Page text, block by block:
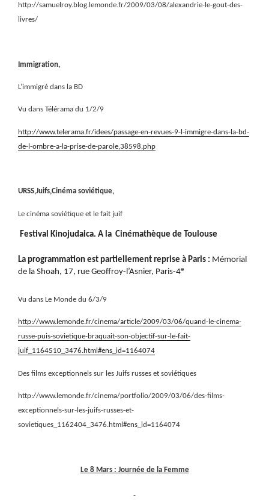
http://samuelroy.blog.lemonde.fr/2009/03/08/alexandrie-le-gout-des-
livres/
Immigration,
L’immigré dans la BD
Vu dans Télérama du 1/2/9
http://www.telerama.fr/idees/passage-en-revues-9-l-immigre-dans-la-bd-
de-l-ombre-a-la-prise-de-parole,38598.php
URSS,Juifs,Cinéma soviétique,
Le cinéma soviétique et le fait juif
Festival Kinojudaica. A la Cinémathèque de Toulouse
La programmation est partiellement reprise à Paris : Mémorial
de la Shoah, 17, rue Geoffroy-l’Asnier, Paris-4e
Vu dans Le Monde du 6/3/9
http://www.lemonde.fr/cinema/article/2009/03/06/quand-le-cinema-
russe-puis-sovietique-braquait-son-objectif-sur-le-fait-
juif_1164510_3476.html#ens_id=1164074
Des films exceptionnels sur les Juifs russes et soviétiques
http://www.lemonde.fr/cinema/portfolio/2009/03/06/des-films-
exceptionnels-sur-les-juifs-russes-et-
sovietiques_1162404_3476.html#ens_id=1164074
Le 8 Mars : Journée de la Femme